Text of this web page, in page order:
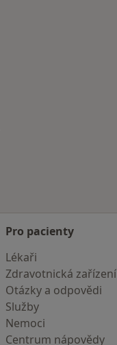
Pro pacienty
Lékaři
Zdravotnická zařízení
Otázky a odpovědi
Služby
Nemoci
Centrum nápovědy